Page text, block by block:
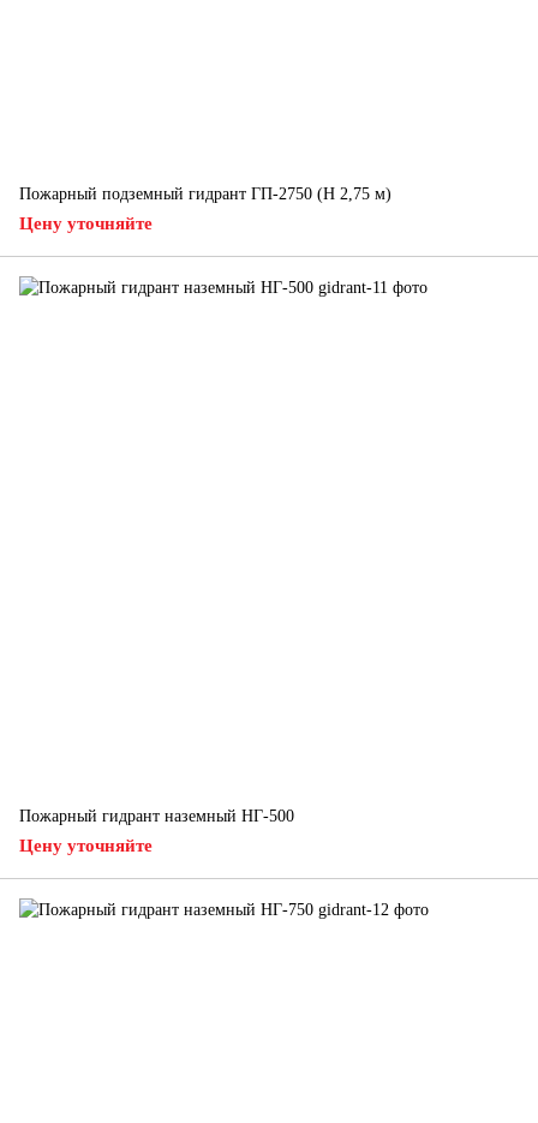
Пожарный подземный гидрант ГП-2750 (H 2,75 м)
Цену уточняйте
Пожарный гидрант наземный НГ-500
Цену уточняйте